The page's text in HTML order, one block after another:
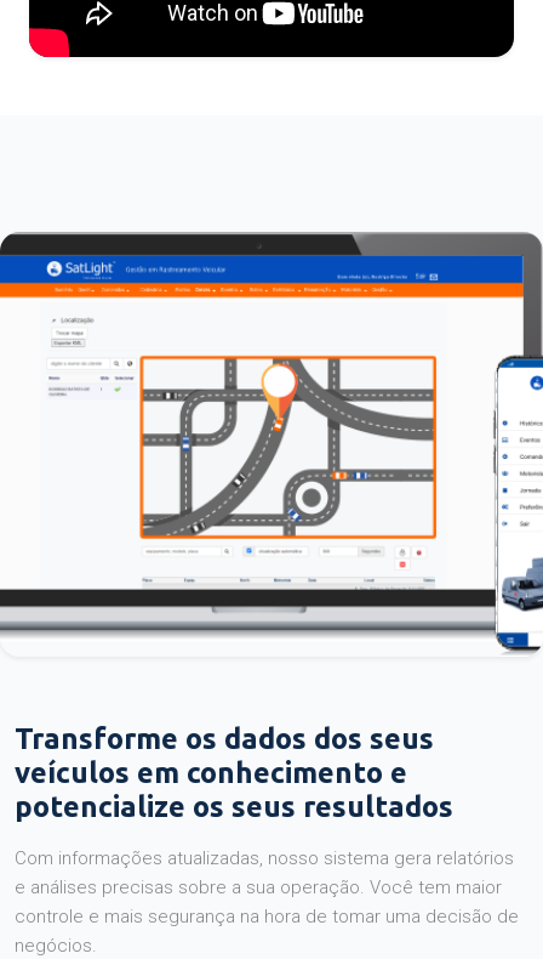
Transforme os dados dos seus
veículos em conhecimento e
potencialize os seus resultados
Com informações atualizadas, nosso sistema gera relatórios
e análises precisas sobre a sua operação. Você tem maior
controle e mais segurança na hora de tomar uma decisão de
negócios.